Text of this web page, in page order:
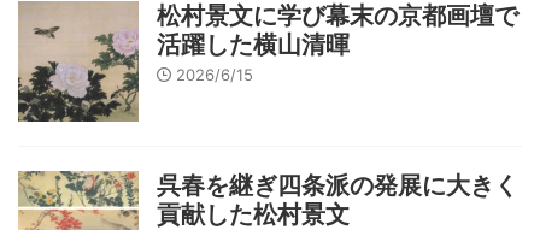
松村景文に学び幕末の京都画壇で
活躍した横山清暉
2026/6/15
呉春を継ぎ四条派の発展に大きく
貢献した松村景文